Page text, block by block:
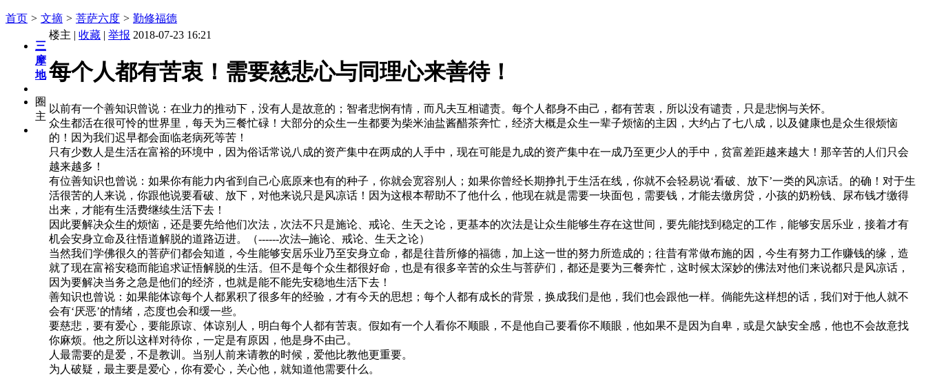
首页 > 文摘 > 菩萨六度 > 勤修福德
三
摩
地
圈
主
楼主 | 收藏 | 举报 2018-07-23 16:21
每个人都有苦衷！需要慈悲心与同理心来善待！
以前有一个善知识曾说：在业力的推动下，没有人是故意的；智者悲悯有情，而凡夫互相谴责。每个人都身不由己，都有苦衷，所以没有谴责，只是悲悯与关怀。
众生都活在很可怜的世界里，每天为三餐忙碌！大部分的众生一生都要为柴米油盐酱醋茶奔忙，经济大概是众生一辈子烦恼的主因，大约占了七八成，以及健康也是众生很烦恼
的！因为我们迟早都会面临老病死等苦！
只有少数人是生活在富裕的环境中，因为俗话常说八成的资产集中在两成的人手中，现在可能是九成的资产集中在一成乃至更少人的手中，贫富差距越来越大！那辛苦的人们只会
越来越多！
有位善知识也曾说：如果你有能力内省到自己心底原来也有的种子，你就会宽容别人；如果你曾经长期挣扎于生活在线，你就不会轻易说‘看破、放下’一类的风凉话。的确！对于生
活很苦的人来说，你跟他说要看破、放下，对他来说只是风凉话！因为这根本帮助不了他什么，他现在就是需要一块面包，需要钱，才能去缴房贷，小孩的奶粉钱、尿布钱才缴得
出来，才能有生活费继续生活下去！
因此要解决众生的烦恼，还是要先给他们次法，次法不只是施论、戒论、生天之论，更基本的次法是让众生能够生存在这世间，要先能找到稳定的工作，能够安居乐业，接着才有
机会安身立命及往悟道解脱的道路迈进。（------次法─施论、戒论、生天之论）
当然我们学佛很久的菩萨们都会知道，今生能够安居乐业乃至安身立命，都是往昔所修的福德，加上这一世的努力所造成的；往昔有常做布施的因，今生有努力工作赚钱的缘，造
就了现在富裕安稳而能追求证悟解脱的生活。但不是每个众生都很好命，也是有很多辛苦的众生与菩萨们，都还是要为三餐奔忙，这时候太深妙的佛法对他们来说都只是风凉话，
因为要解决当务之急是他们的经济，也就是能不能先安稳地生活下去！
善知识也曾说：如果能体谅每个人都累积了很多年的经验，才有今天的思想；每个人都有成长的背景，换成我们是他，我们也会跟他一样。倘能先这样想的话，我们对于他人就不
会有‘厌恶’的情绪，态度也会和缓一些。
要慈悲，要有爱心，要能原谅、体谅别人，明白每个人都有苦衷。假如有一个人看你不顺眼，不是他自己要看你不顺眼，他如果不是因为自卑，或是欠缺安全感，他也不会故意找
你麻烦。他之所以这样对待你，一定是有原因，他是身不由己。
人最需要的是爱，不是教训。当别人前来请教的时候，爱他比教他更重要。
为人破疑，最主要是爱心，你有爱心，关心他，就知道他需要什么。